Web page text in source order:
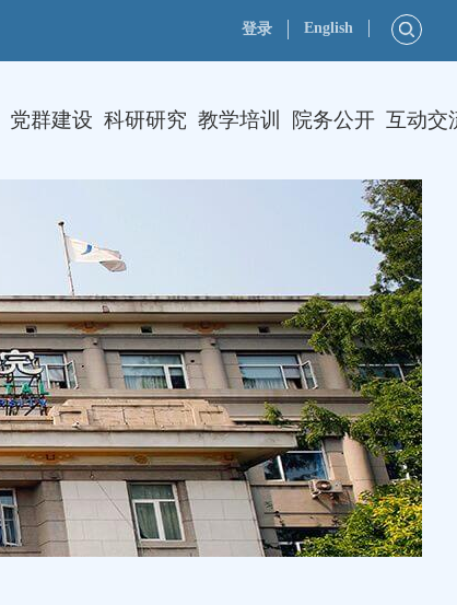
登录 English
党群建设 科研研究 教学培训 院务公开 互动交